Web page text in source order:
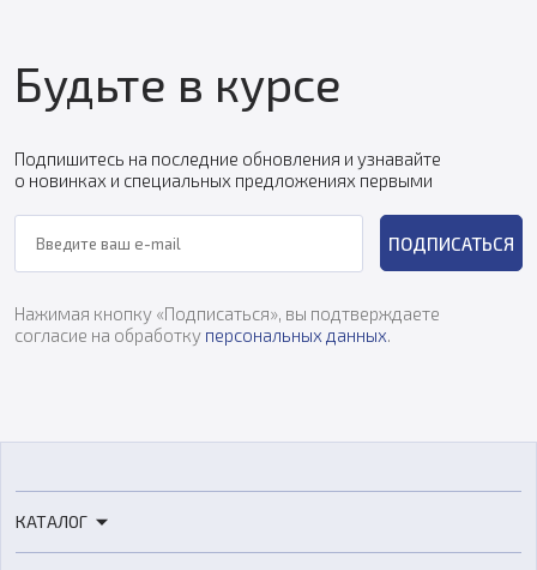
Будьте в курсе
Подпишитесь на последние обновления и узнавайте
о новинках и специальных предложениях первыми
ПОДПИСАТЬСЯ
Нажимая кнопку «Подписаться», вы подтверждаете
согласие на обработку персональных данных.
КАТАЛОГ